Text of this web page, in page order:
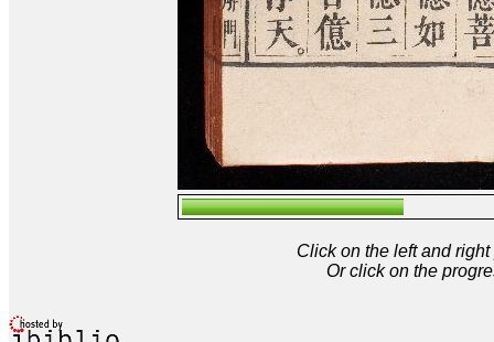
Click on the left and
Or click on the